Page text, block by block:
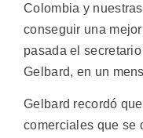
Colombia y
conseguir una
pasada el
Gelbard, en un
Gelbard recordó
comerciales que se